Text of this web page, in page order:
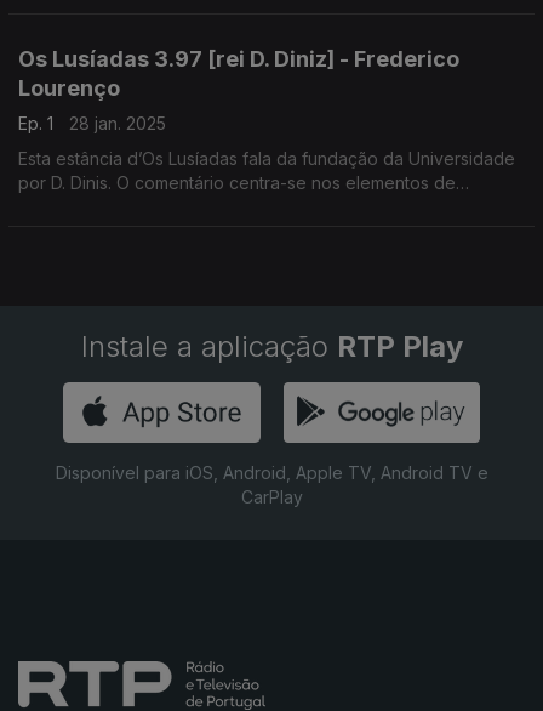
Os Lusíadas 3.97 [rei D. Diniz] - Frederico
Lourenço
Ep. 1
28 jan. 2025
Esta estância d’Os Lusíadas fala da fundação da Universidade
por D. Dinis. O comentário centra-se nos elementos de
Instale a aplicação RTP Play
Disponível para iOS, Android, Apple TV, Android TV e
CarPlay